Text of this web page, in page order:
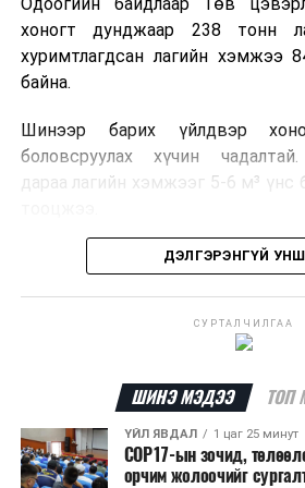
Одоогийн байдлаар Төв
хоногт дунджаар 238 тонн
хуримтлагдсан лагийн хэмжээ
байна.
Шинээр барих үйлдвэр
боловсруулах хүчин
дараа лагийн хэмжээг 5-6 м³ үнс
Төслийн техник, эдийн
магадлалын ерөнхий
Мөн Нийслэлийн иргэдийн
2025 оны 25/01 дүгээр
хувийн хэвшлийн түншлэлээр
ДЭЛГЭРЭНГҮЙ
СУРТАЛЧИЛГАА
ШИНЭ МЭДЭЭ ТОП
ҮЙЛ ЯВДАЛ 1 цаг 25 минут
COP17-ын зочид,
орчим жолоочийг